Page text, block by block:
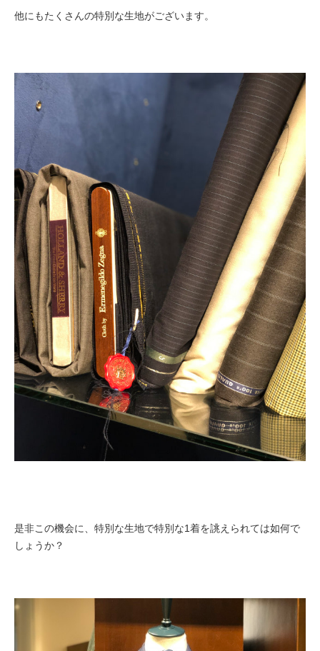
他にもたくさんの特別な生地がございます。
是非この機会に、特別な生地で特別な1着を誂えられては如何で
しょうか？